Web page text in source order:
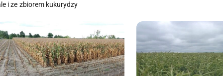
i ze zbiorem kukurydzy